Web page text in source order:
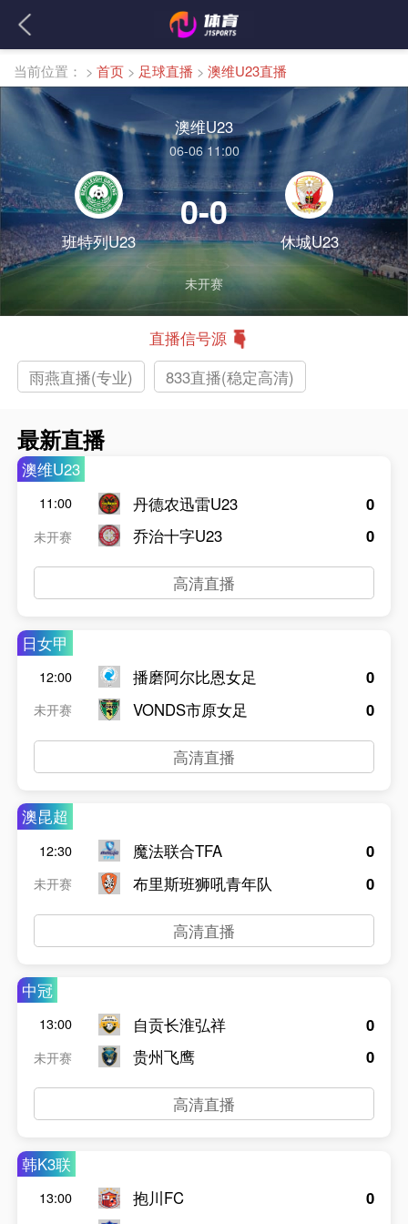
当前位置： > 首页 > 足球直播 > 澳维U23直播
澳维U23
06-06 11:00
班特列U23
0-0
休城U23
未开赛
直播信号源
雨燕直播(专业)
833直播(稳定高清)
最新直播
澳维U23
11:00
未开赛
丹德农迅雷U23
乔治十字U23
0
0
高清直播
日女甲
12:00
未开赛
播磨阿尔比恩女足
VONDS市原女足
0
0
高清直播
澳昆超
12:30
未开赛
魔法联合TFA
布里斯班狮吼青年队
0
0
高清直播
中冠
13:00
未开赛
自贡长淮弘祥
贵州飞鹰
0
0
高清直播
韩K3联
13:00
抱川FC
0